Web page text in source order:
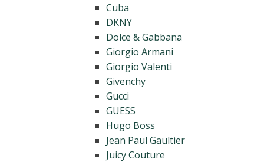
Cuba
DKNY
Dolce & Gabbana
Giorgio Armani
Giorgio Valenti
Givenchy
Gucci
GUESS
Hugo Boss
Jean Paul Gaultier
Juicy Couture